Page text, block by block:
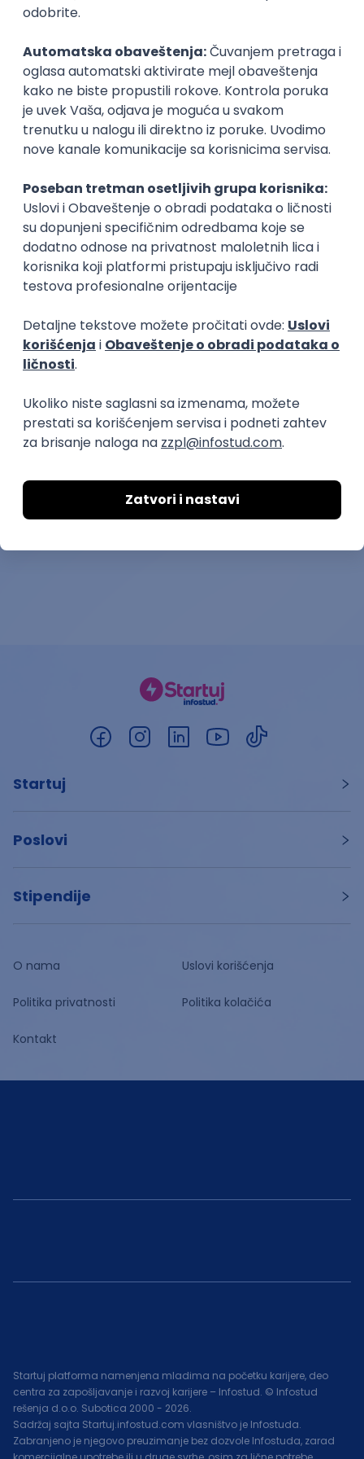
Nastavnik
obrazovanje, briga o deci
Dadilja
obrazovanje,
Poslovi posle studija
Predavač u edukativnom
centru za decu
Studentska i omladinska zadruga
Bulevar
04.09.2026. Beograd
Medicinska
PPU Kuća veverica
27.08.2026.
Startuj
Poslovi
Stipendije
O nama Uslovi korišćenja
Politika privatnosti Politika kolačića
Kontakt
Startuj platforma namenjena mladima na početku karijere, deo
centra za zapošljavanje i razvoj karijere – Infostud. © Infostud
rešenja d.o.o. Subotica 2000 - 2026.
Sadržaj sajta Startuj.infostud.com vlasništvo je Infostuda.
Zabranjeno je njegovo preuzimanje bez dozvole Infostuda, zarad